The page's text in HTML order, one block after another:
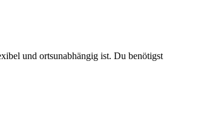
und ortsunabhängig ist. Du benötigst